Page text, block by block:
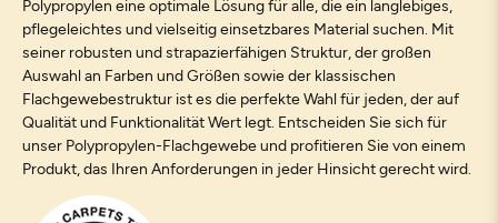
Polypropylen eine optimale Lösung für alle, die ein langlebiges,
pflegeleichtes und vielseitig einsetzbares Material suchen. Mit
seiner robusten und strapazierfähigen Struktur, der großen
Auswahl an Farben und Größen sowie der klassischen
Flachgewebestruktur ist es die perfekte Wahl für jeden, der auf
Qualität und Funktionalität Wert legt. Entscheiden Sie sich für
unser Polypropylen-Flachgewebe und profitieren Sie von einem
Produkt, das Ihren Anforderungen in jeder Hinsicht gerecht wird.